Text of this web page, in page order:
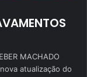
MACHADO
atualização do